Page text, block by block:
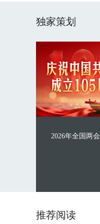
独家策划
2026年全国两会
推荐阅读